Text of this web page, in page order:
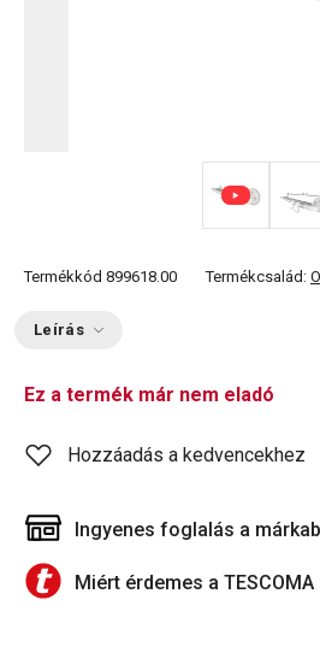
Termékkód 899618.00 Termékcsalád:
Leírás
Ez a termék már nem eladó
Hozzáadás a kedvencekhez
Ingyenes foglalás a
Miért érdemes a